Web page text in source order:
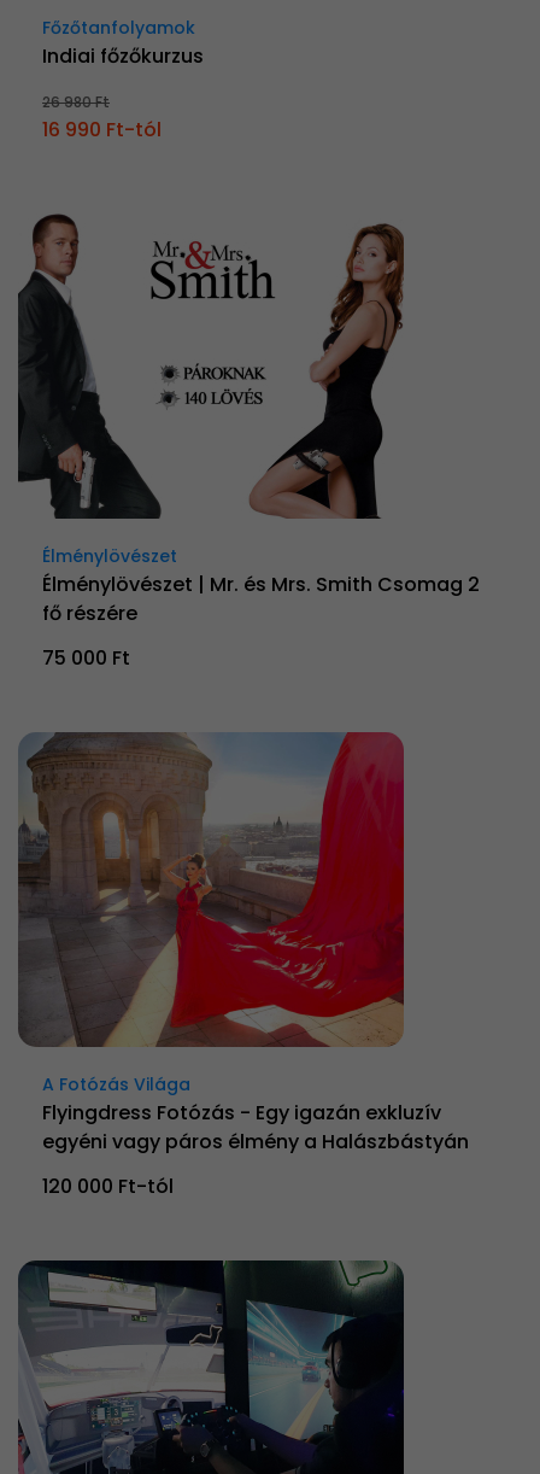
Főzőtanfolyamok
Indiai főzőkurzus
26 980 Ft
16 990 Ft-tól
Élménylövészet
Élménylövészet | Mr. és Mrs. Smith Csomag 2
fő részére
75 000 Ft
A Fotózás Világa
Flyingdress Fotózás - Egy igazán exkluzív
egyéni vagy páros élmény a Halászbástyán
120 000 Ft-tól